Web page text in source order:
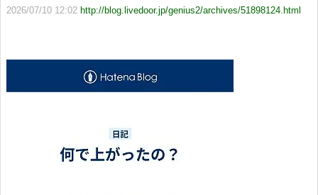
2026/07/10 12:02 http://blog.livedoor.jp/genius2/archives/51898124.html